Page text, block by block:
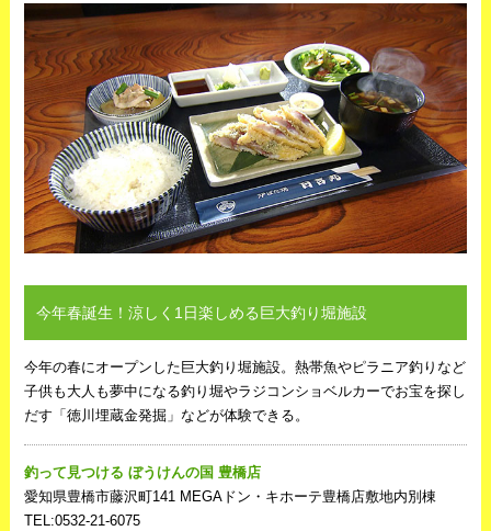
今年春誕生！涼しく1日楽しめる巨大釣り堀施設
今年の春にオープンした巨大釣り堀施設。熱帯魚やピラニア釣りなど
子供も大人も夢中になる釣り堀やラジコンショベルカーでお宝を探し
だす「徳川埋蔵金発掘」などが体験できる。
釣って見つける ぼうけんの国 豊橋店
愛知県豊橋市藤沢町141 MEGAドン・キホーテ豊橋店敷地内別棟
TEL:0532‐21‐6075